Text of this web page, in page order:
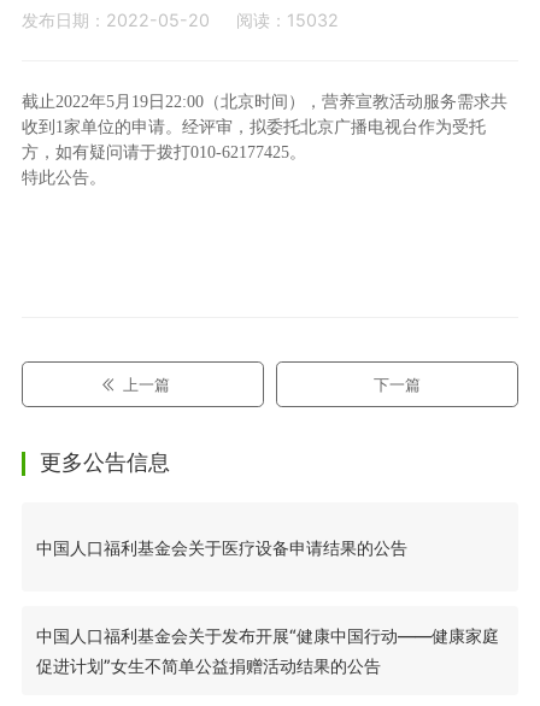
发布日期：2022-05-20 阅读：15032
截止2022年5月19日22:00（北京时间），营养宣教活动服务需求共
收到1家单位的申请。经评审，拟委托北京广播电视台作为受托
方，如有疑问请于拨打010-62177425。
特此公告。
上一篇 下一篇
更多公告信息
中国人口福利基金会关于医疗设备申请结果的公告
中国人口福利基金会关于发布开展“健康中国行动——健康家庭
促进计划”女生不简单公益捐赠活动结果的公告